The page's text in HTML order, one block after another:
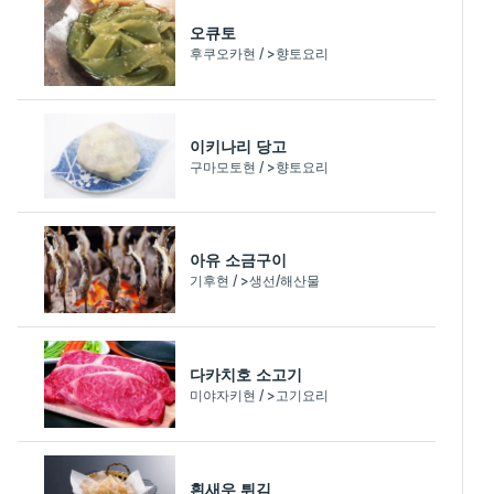
오큐토
후쿠오카현 / >향토요리
이키나리 당고
구마모토현 / >향토요리
아유 소금구이
기후현 / >생선/해산물
다카치호 소고기
미야자키현 / >고기요리
흰새우 튀김